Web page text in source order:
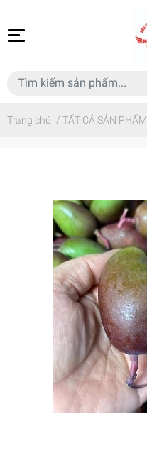
Trang chủ / TẤT CẢ SẢN PHẨM